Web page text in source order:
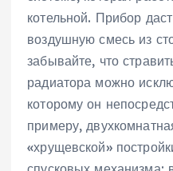
котельной. Прибор
воздушную смесь из
забывайте, что
радиатора можно
которому он
примеру,
«хрущевской»